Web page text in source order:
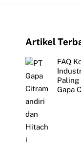
Artikel
FAQ
Paling
Gapa